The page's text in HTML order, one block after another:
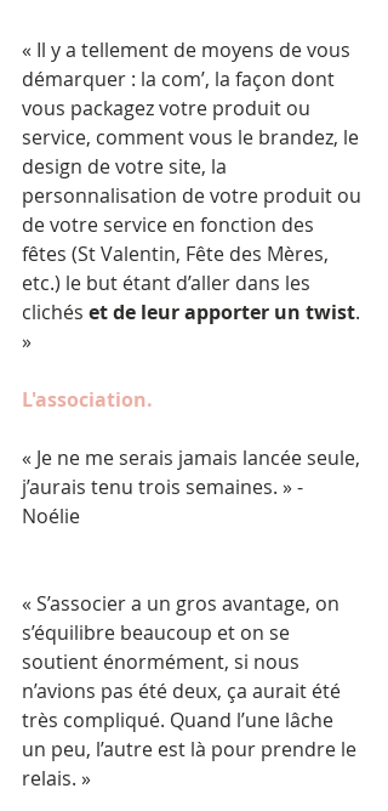
« Il y a tellement de moyens de vous
démarquer : la com’, la façon dont
vous packagez votre produit ou
service, comment vous le brandez, le
design de votre site, la
personnalisation de votre produit ou
de votre service en fonction des
fêtes (St Valentin, Fête des Mères,
etc.) le but étant d’aller dans les
clichés et de leur apporter un twist.
»
L'association.
« Je ne me serais jamais lancée seule,
j’aurais tenu trois semaines. » -
Noélie
« S’associer a un gros avantage, on
s’équilibre beaucoup et on se
soutient énormément, si nous
n’avions pas été deux, ça aurait été
très compliqué. Quand l’une lâche
un peu, l’autre est là pour prendre le
relais. »